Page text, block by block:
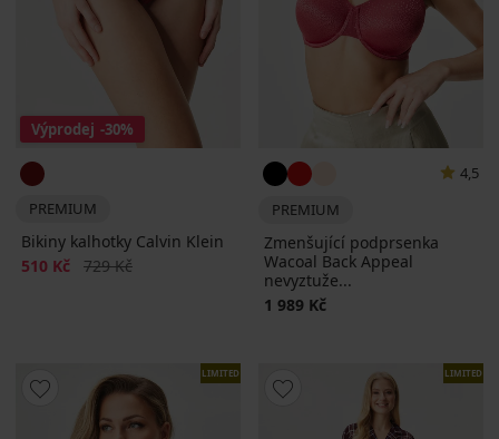
Výprodej -30%
PREMIUM
Bikiny kalhotky Calvin Klein
Sleva
510 Kč Původní cena
729 Kč
4,5
PREMIUM
Zmenšující podprsenka
Wacoal Back Appeal
nevyztuže...
1 989 Kč
LIMITED LIMITED